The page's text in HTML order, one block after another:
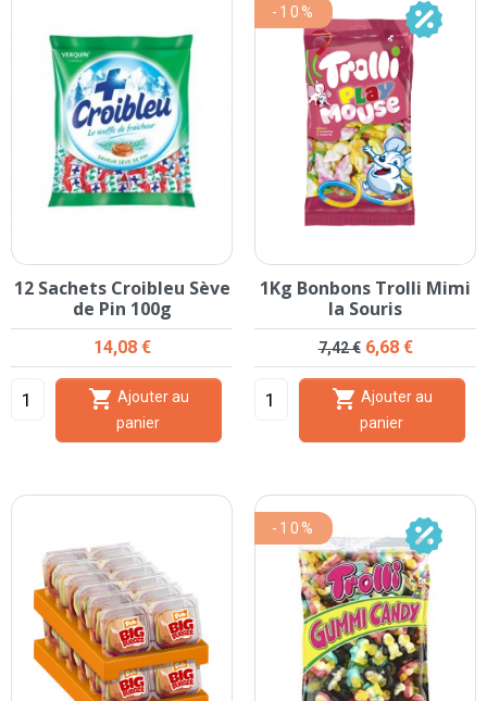
12 Sachets Croibleu Sève
de Pin 100g
Prix
14,08 €

panier
1Kg Bonbons Trolli Mimi
la Souris
Prix de base
7,42 € Prix
6,68 €

panier
-10%
-10%